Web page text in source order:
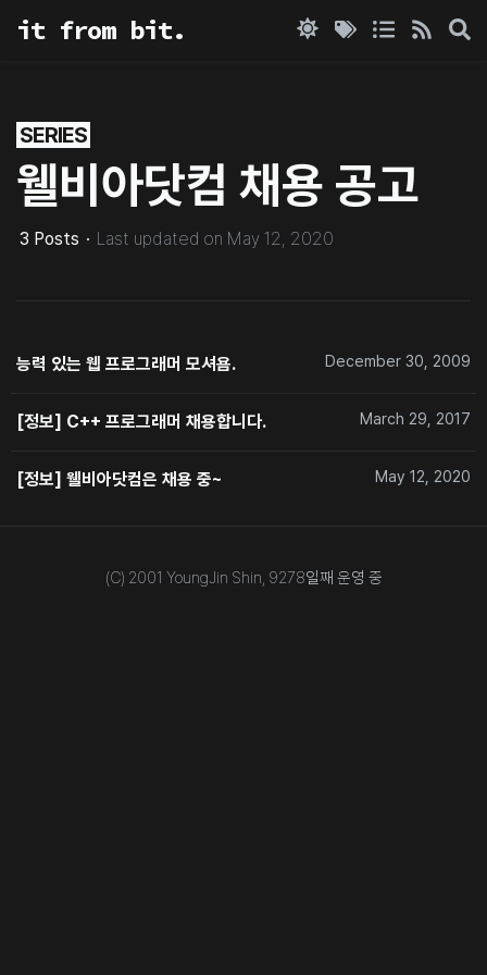
it from bit.
SERIES
웰비아닷컴 채용 공고
3 Posts · Last updated on May 12, 2020
December 30, 2009
능력 있는 웹 프로그래머 모셔욤.
March 29, 2017
[정보] C++ 프로그래머 채용합니다.
May 12, 2020
[정보] 웰비아닷컴은 채용 중~
(C) 2001 YoungJin Shin, 9278일째 운영 중